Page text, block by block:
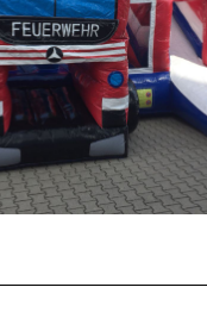
ELW 1
StLF 20/